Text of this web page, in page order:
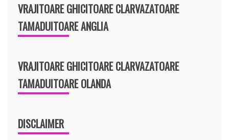
VRAJITOARE GHICITOARE CLARVAZATOARE
TAMADUITOARE ANGLIA
VRAJITOARE GHICITOARE CLARVAZATOARE
TAMADUITOARE OLANDA
DISCLAIMER